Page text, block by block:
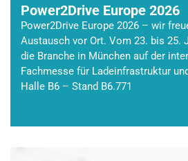
Power2Drive Europe 2026
Power2Drive Europe 2026 – wir
Austausch vor Ort. Vom 23. bis 25.
die Branche in München auf der
Fachmesse für Ladeinfrastruktur
Halle B6 – Stand B6.771